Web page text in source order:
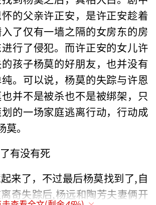
的父亲许正安，是许正安趁着
了仅有一墙之隔的女房东的房
行了侵犯。而许正安的女儿许
孩子杨莫的好朋友，也并没有
。可以说，杨莫的失踪与许恩
并不是被杀也不是被绑架，只
的一场家庭逃离行动，行动成
。
有没有死
来了，不过最后杨莫找到了,自
奇失踪后,杨远和陶芳夫妻俩开